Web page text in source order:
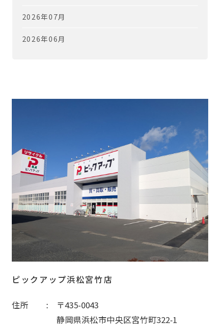
2026年07月
2026年06月
ピックアップ浜松宮竹店
住所
〒435-0043
静岡県浜松市中央区宮竹町322-1